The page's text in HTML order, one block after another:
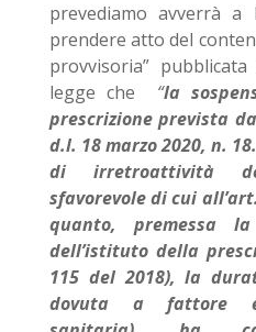
prevediamo avverrà a
prendere atto del
provvisoria”
legge che “la
prescrizione prevista
d.l. 18 marzo 2020, n.
di irretroattività
sfavorevole di cui
quanto, premessa
dell’istituto della
115 del 2018), la
dovuta a fattore